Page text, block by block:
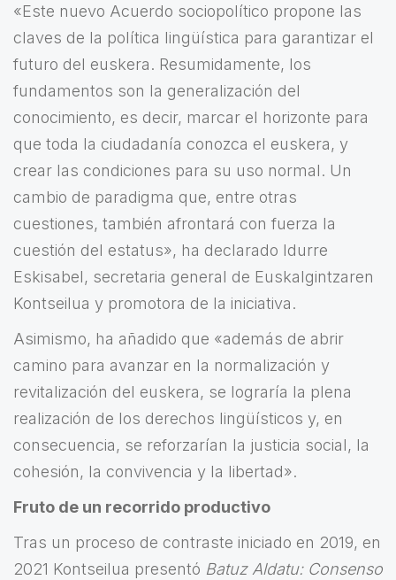
«Este nuevo Acuerdo sociopolítico propone las
claves de la política lingüística para garantizar el
futuro del euskera. Resumidamente, los
fundamentos son la generalización del
conocimiento, es decir, marcar el horizonte para
que toda la ciudadanía conozca el euskera, y
crear las condiciones para su uso normal. Un
cambio de paradigma que, entre otras
cuestiones, también afrontará con fuerza la
cuestión del estatus», ha declarado Idurre
Eskisabel, secretaria general de Euskalgintzaren
Kontseilua y promotora de la iniciativa.
Asimismo, ha añadido que «además de abrir
camino para avanzar en la normalización y
revitalización del euskera, se lograría la plena
realización de los derechos lingüísticos y, en
consecuencia, se reforzarían la justicia social, la
cohesión, la convivencia y la libertad».
Fruto de un recorrido productivo
Tras un proceso de contraste iniciado en 2019, en
2021 Kontseilua presentó Batuz Aldatu: Consenso